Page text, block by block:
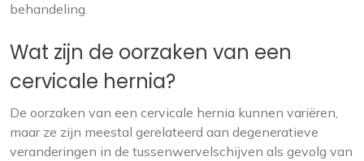
behandeling.
Wat zijn de oorzaken van een
cervicale hernia?
De oorzaken van een cervicale hernia kunnen variëren,
maar ze zijn meestal gerelateerd aan degeneratieve
veranderingen in de tussenwervelschijven als gevolg van